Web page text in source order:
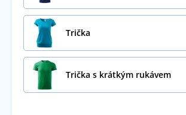
Trička
Trička s krátkým rukávem